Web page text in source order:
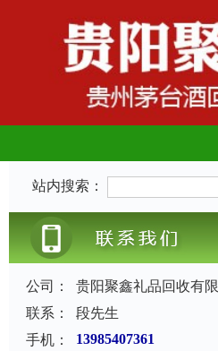
站内搜索：
公司：
贵阳聚鑫礼品回收有
联系：
段先生
手机：
13985407361